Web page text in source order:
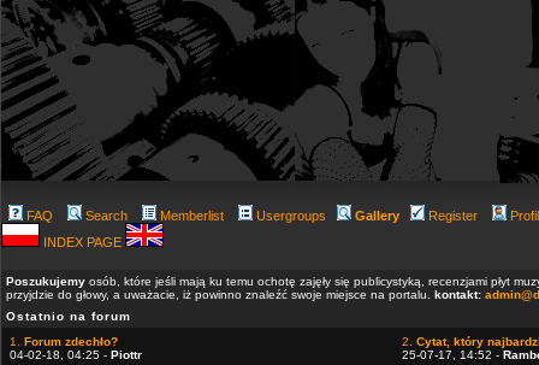
FAQ Search Memberlist Usergroups Gallery Register
INDEX PAGE
Poszukujemy osób, które jeśli mają ku temu ochotę zajęły się publicystyką, recenzjami płyt
przyjdzie do głowy, a uważacie, iż powinno znaleźć swoje miejsce na portalu. kontakt:
Ostatnio na forum
1. Forum zdechło?
04-02-18, 04:25 - Piottr
2. Cytat, który
25-07-17, 14:52 -